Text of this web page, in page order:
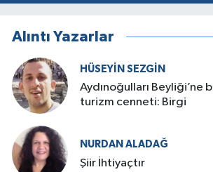
Alıntı Yazarlar
HÜSEYIN SEZGIN
Aydınoğulları Beyliği’ne
turizm cenneti: Birgi
NURDAN ALADAĞ
Şiir